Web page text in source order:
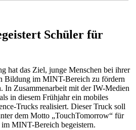
Schüler für
hat das Ziel, junge Menschen bei ihrer
Bildung im MINT-Bereich zu fördern
In Zusammenarbeit mit der IW-Medien
in diesem Frühjahr ein mobiles
Trucks realisiert. Dieser Truck soll
dem Motto „TouchTomorrow“ für
MINT-Bereich begeistern.